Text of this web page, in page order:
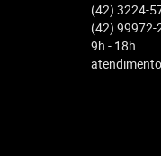
(42) 3224-
(42) 99972-
9h - 18h